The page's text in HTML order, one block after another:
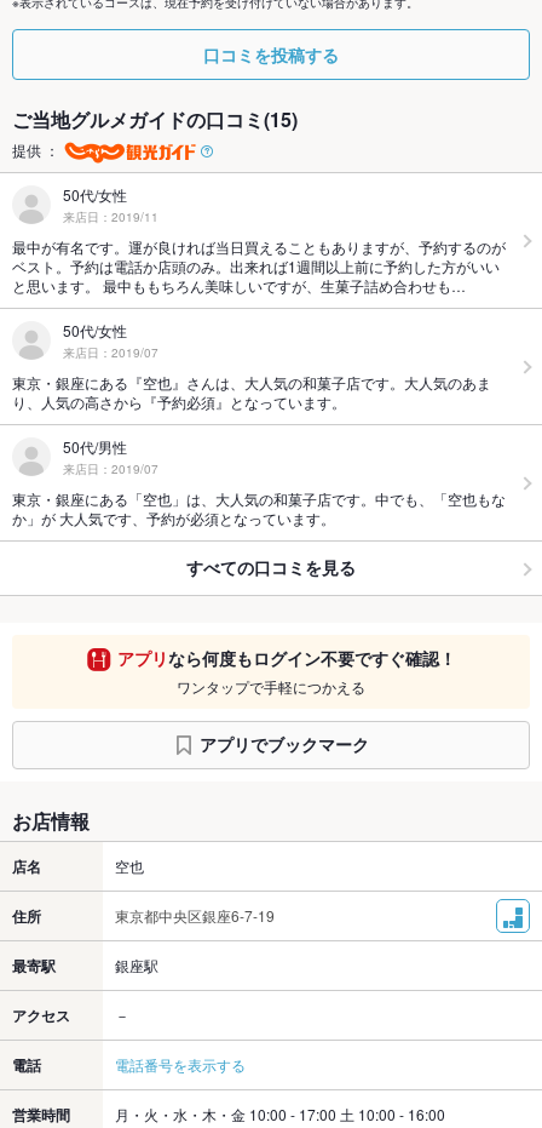
口コミを投稿する
ご当地グルメガイドの口コミ(15)
提供 ：
50代/女性
来店日：2019/11
最中が有名です。運が良ければ当日買えることもありますが、予約するのが
ベスト。予約は電話か店頭のみ。出来れば1週間以上前に予約した方がいい
と思います。 最中ももちろん美味しいですが、生菓子詰め合わせも…
50代/女性
来店日：2019/07
東京・銀座にある『空也』さんは、大人気の和菓子店です。大人気のあま
り、人気の高さから『予約必須』となっています。
50代/男性
来店日：2019/07
東京・銀座にある「空也」は、大人気の和菓子店です。中でも、「空也もな
か」が 大人気です、予約が必須となっています。
すべての口コミを見る
アプリなら何度もログイン不要ですぐ確認！
ワンタップで手軽につかえる
アプリでブックマーク
お店情報
店名 空也
住所 東京都中央区銀座6-7-19
最寄駅 銀座駅
アクセス －
電話 電話番号を表示する
営業時間 月・火・水・木・金 10:00 - 17:00 土 10:00 - 16:00